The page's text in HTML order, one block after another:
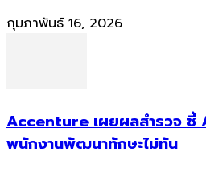
กุมภาพันธ์ 16, 2026
Accenture เผยผลสำรวจ ชี้
พนักงานพัฒนาทักษะไม่ทัน